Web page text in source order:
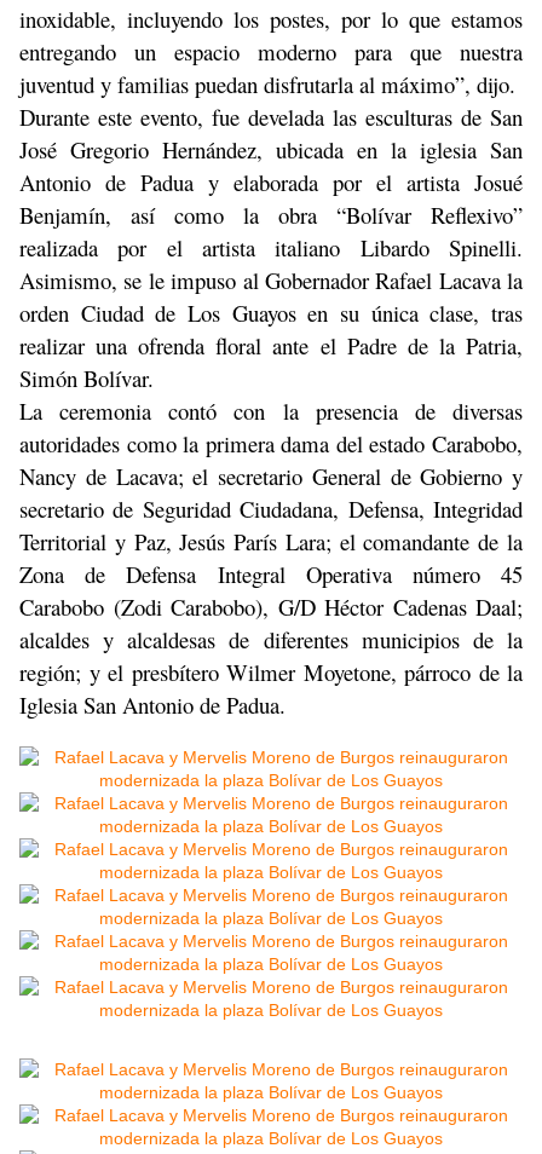
inoxidable, incluyendo los postes, por lo que estamos
entregando un espacio moderno para que nuestra
juventud y familias puedan disfrutarla al máximo”, dijo.
Durante este evento, fue develada las esculturas de San
José Gregorio Hernández, ubicada en la iglesia San
Antonio de Padua y elaborada por el artista Josué
Benjamín, así como la obra “Bolívar Reflexivo”
realizada por el artista italiano Libardo Spinelli.
Asimismo, se le impuso al Gobernador Rafael Lacava la
orden Ciudad de Los Guayos en su única clase, tras
realizar una ofrenda floral ante el Padre de la Patria,
Simón Bolívar.
La ceremonia contó con la presencia de diversas
autoridades como la primera dama del estado Carabobo,
Nancy de Lacava; el secretario General de Gobierno y
secretario de Seguridad Ciudadana, Defensa, Integridad
Territorial y Paz, Jesús París Lara; el comandante de la
Zona de Defensa Integral Operativa número 45
Carabobo (Zodi Carabobo), G/D Héctor Cadenas Daal;
alcaldes y alcaldesas de diferentes municipios de la
región; y el presbítero Wilmer Moyetone, párroco de la
Iglesia San Antonio de Padua.